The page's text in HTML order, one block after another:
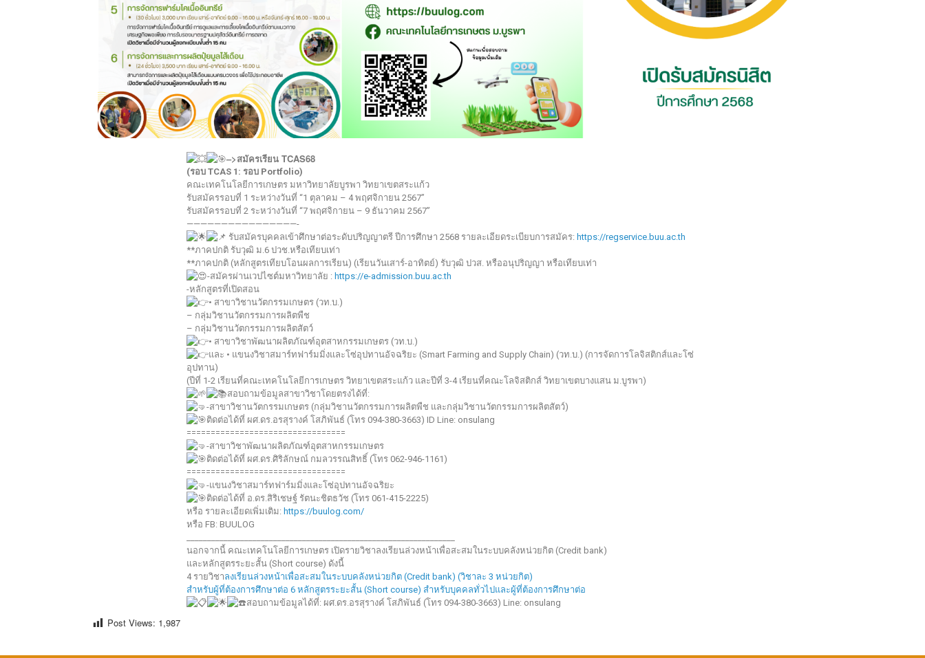
–>สมัครเรียน TCAS68
(รอบ TCAS 1: รอบ Portfolio)
คณะเทคโนโลยีการเกษตร มหาวิทยาลัยบูรพา วิทยาเขตสระแก้ว
รับสมัครรอบที่ 1 ระหว่างวันที่ “1 ตุลาคม – 4 พฤศจิกายน 2567”
รับสมัครรอบที่ 2 ระหว่างวันที่ “7 พฤศจิกายน – 9 ธันวาคม 2567”
————————————————-
รับสมัครบุคคลเข้าศึกษาต่อระดับปริญญาตรี ปีการศึกษา 2568 รายละเอียดระเบียบการสมัคร: https://regservice.buu.ac.th
**ภาคปกติ รับวุฒิ ม.6 ปวช.หรือเทียบเท่า
**ภาคปกติ (หลักสูตรเทียบโอนผลการเรียน) (เรียนวันเสาร์-อาทิตย์) รับวุฒิ ปวส. หรืออนุปริญญา หรือเทียบเท่า
-สมัครผ่านเวปไซต์มหาวิทยาลัย : https://e-admission.buu.ac.th
-หลักสูตรที่เปิดสอน
• สาขาวิชานวัตกรรมเกษตร (วท.บ.)
– กลุ่มวิชานวัตกรรมการผลิตพืช
– กลุ่มวิชานวัตกรรมการผลิตสัตว์
• สาขาวิชาพัฒนาผลิตภัณฑ์อุตสาหกรรมเกษตร (วท.บ.)
และ • แขนงวิชาสมาร์ทฟาร์มมิ่งและโซ่อุปทานอัจฉริยะ (Smart Farming and Supply Chain) (วท.บ.) (การจัดการโลจิสติกส์และโซ่
อุปทาน)
(ปีที่ 1-2 เรียนที่คณะเทคโนโลยีการเกษตร วิทยาเขตสระแก้ว และปีที่ 3-4 เรียนที่คณะโลจิสติกส์ วิทยาเขตบางแสน ม.บูรพา)
สอบถามข้อมูลสาขาวิชาโดยตรงได้ที่:
-สาขาวิชานวัตกรรมเกษตร (กลุ่มวิชานวัตกรรมการผลิตพืช และกลุ่มวิชานวัตกรรมการผลิตสัตว์)
ติดต่อได้ที่ ผศ.ดร.อรสุรางค์ โสภิพันธ์ (โทร 094-380-3663) ID Line: onsulang
=================================
-สาขาวิชาพัฒนาผลิตภัณฑ์อุตสาหกรรมเกษตร
ติดต่อได้ที่ ผศ.ดร.ศิริลักษณ์ กมลวรรณสิทธิ์ (โทร 062-946-1161)
=================================
-แขนงวิชาสมาร์ทฟาร์มมิ่งและโซ่อุปทานอัจฉริยะ
ติดต่อได้ที่ อ.ดร.สิริเชษฐ์ รัตนะชิตธวัช (โทร 061-415-2225)
หรือ รายละเอียดเพิ่มเติม: https://buulog.com/
หรือ FB: BUULOG
นอกจากนี้ คณะเทคโนโลยีการเกษตร เปิดรายวิชาลงเรียนล่วงหน้าเพื่อสะสมในระบบคลังหน่วยกิต (Credit bank)
และหลักสูตรระยะสั้น (Short course) ดังนี้
4 รายวิชาลงเรียนล่วงหน้าเพื่อสะสมในระบบคลังหน่วยกิต (Credit bank) (วิชาละ 3 หน่วยกิต)
สำหรับผู้ที่ต้องการศึกษาต่อ 6 หลักสูตรระยะสั้น (Short course) สำหรับบุคคลทั่วไปและผู้ที่ต้องการศึกษาต่อ
สอบถามข้อมูลได้ที่: ผศ.ดร.อรสุรางค์ โสภิพันธ์ (โทร 094-380-3663) Line: onsulang
Post Views: 1,987